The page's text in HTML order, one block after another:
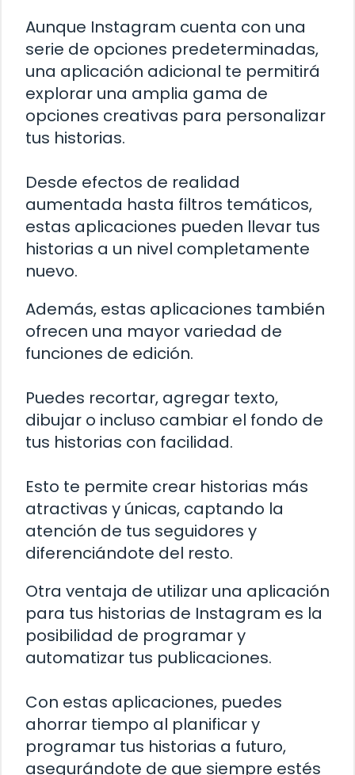
Aunque Instagram cuenta con una
serie de opciones predeterminadas,
una aplicación adicional te permitirá
explorar una amplia gama de
opciones creativas para personalizar
tus historias.
Desde efectos de realidad
aumentada hasta filtros temáticos,
estas aplicaciones pueden llevar tus
historias a un nivel completamente
nuevo.
Además, estas aplicaciones también
ofrecen una mayor variedad de
funciones de edición.
Puedes recortar, agregar texto,
dibujar o incluso cambiar el fondo de
tus historias con facilidad.
Esto te permite crear historias más
atractivas y únicas, captando la
atención de tus seguidores y
diferenciándote del resto.
Otra ventaja de utilizar una aplicación
para tus historias de Instagram es la
posibilidad de programar y
automatizar tus publicaciones.
Con estas aplicaciones, puedes
ahorrar tiempo al planificar y
programar tus historias a futuro,
asegurándote de que siempre estés